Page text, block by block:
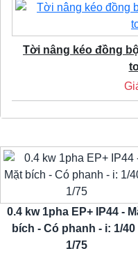
Tời nâng kéo đồng
0.4 kw 1pha EP+ IP44 -
bích - Có phanh - i: 1/40
1/75